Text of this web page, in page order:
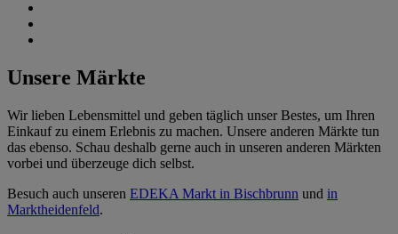
Unsere Märkte
Wir lieben Lebensmittel und geben täglich unser Bestes, um Ihren
Einkauf zu einem Erlebnis zu machen. Unsere anderen Märkte tun
das ebenso. Schau deshalb gerne auch in unseren anderen Märkten
vorbei und überzeuge dich selbst.
Besuch auch unseren EDEKA Markt in Bischbrunn und in
Marktheidenfeld.